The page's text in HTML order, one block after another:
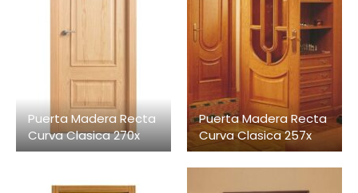
Puerta Madera Recta
Curva Clasica 270x
Puerta Madera Recta
Curva Clasica 257x